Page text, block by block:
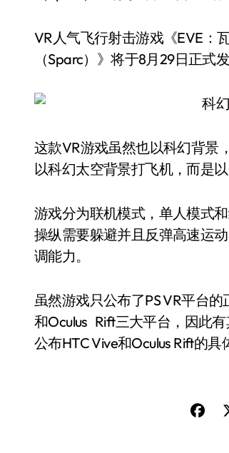
VR人气飞行射击游戏《EVE：
（Sparc）》将于8月29日正式
这款VR游戏虽然也以科幻背景
以科幻太空背景打飞机，而是
游戏分为联机模式，单人模式
操纵需要躲避并且反弹高速运
调能力。
虽然游戏只公布了PS VR平台
和Oculus Rift三大平台，因此
公布HTC Vive和Oculus Rift的具